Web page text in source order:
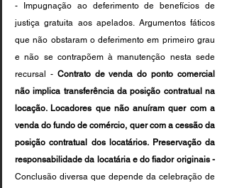
- Impugnação ao deferimento de benefícios de
justiça gratuita aos apelados. Argumentos fáticos
que não obstaram o deferimento em primeiro grau
e não se contrapõem à manutenção nesta sede
recursal - Contrato de venda do ponto comercial
não implica transferência da posição contratual na
locação. Locadores que não anuíram quer com a
venda do fundo de comércio, quer com a cessão da
posição contratual dos locatários. Preservação da
responsabilidade da locatária e do fiador originais -
Conclusão diversa que depende da celebração de